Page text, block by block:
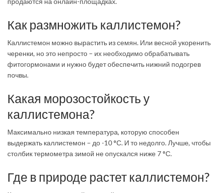
Как размножить каллистемон?
Каллистемон можно вырастить из семян. Или весной укоренить
черенки, но это непросто – их необходимо обрабатывать
фитогормонами и нужно будет обеспечить нижний подогрев
почвы.
Какая морозостойкость у
каллистемона?
Максимально низкая температура, которую способен
выдержать каллистемон – до -10 °С. И то недолго. Лучше, чтобы
столбик термометра зимой не опускался ниже 7 °С.
Где в природе растет каллистемон?